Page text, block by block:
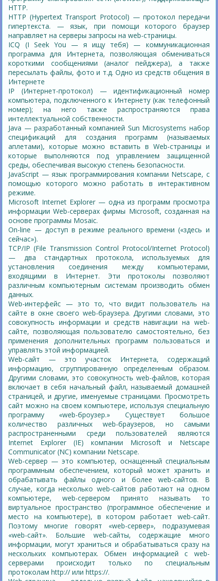
HTTP.
HTTP (Hypertext Transport Protocol) — протокол передачи
гипертекста. — язык, при помощи которого браузер
направляет на серверы запросы на web-страницы.
ICQ (I Seek You — я ищу тебя) — коммуникационная
программа для Интернета, позволяющая обмениваться
короткими сообщениями (аналог пейджера), а также
пересылать файлы, фото и т.д. Одно из средств общения в
Интернете
IP (Интернет-протокол) — идентификационный номер
компьютера, подключенного к Интернету (как телефонный
номер); на него также распространяются права
интеллектуальной собственности.
Java — разработанный компанией Sun Microsystems набор
спецификаций для создания программ (называемых
аплетами), которые можно вставить в Web-страницы и
которые выполняются под управлением защищенной
среды, обеспечивая высокую степень безопасности.
JavaScript — язык программирования компании Netscape, с
помощью которого можно работать в интерактивном
режиме.
Microsoft Internet Explorer — одна из программ просмотра
информации Web-серверах фирмы Microsoft, созданная на
основе программы Mosaic.
On-line — доступ в режиме реального времени («здесь и
сейчас»).
TCP/IP (File Transmission Control Protocol/Internet Protocol)
— два стандартных протокола, используемых для
установления соединения между компьютерами,
входящими в Интернет. Эти протоколы позволяют
различным компьютерным системам производить обмен
данных.
Web-интерфейс — это то, что видит пользователь на
сайте в окне своего web-браузера. Другими словами, это
совокупность информации и средств навигации на web-
сайте, позволяющая пользователю самостоятельно, без
применения дополнительных программ пользоваться и
управлять этой информацией.
Web-сайт — это участок Интернета, содержащий
информацию, сгруппированную определенным образом.
Другими словами, это совокупность web-файлов, которая
включает в себя начальный файл, называемый домашней
страницей, и другие, именуемые страницами. Просмотреть
сайт можно на своем компьютере, используя специальную
программу «web-броузер.» Существует большое
количество различных web-браузеров, но самыми
распространенными среди пользователей являются
Internet Explorer (IE) компании Microsoft и Netscape
Communicator (NC) компании Netscape.
Web-сервер — это компьютер, оснащенный специальным
программным обеспечением, который может хранить и
обрабатывать файлы одного и более web-сайтов. В
случае, когда несколько web-сайтов работают на одном
компьютере, web-сервером принято называть то
виртуальное пространство (программное обеспечение и
место на компьютере), в котором работает web-сайт.
Поэтому многие говорят «web-сервер», подразумевая
«web-сайт». Большие web-сайты, содержащие много
информации, могут храниться и обрабатываться сразу на
нескольких компьютерах. Обмен информацией с web-
серверами происходит только по специальным
протоколам http:// или https://.